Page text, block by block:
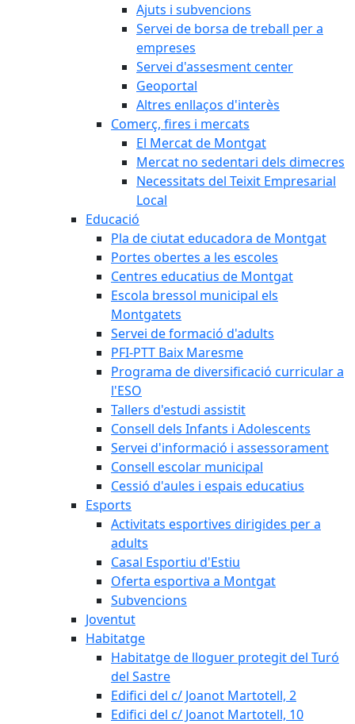
Ajuts i subvencions
Servei de borsa de treball per a
empreses
Servei d'assesment center
Geoportal
Altres enllaços d'interès
Comerç, fires i mercats
El Mercat de Montgat
Mercat no sedentari dels dimecres
Necessitats del Teixit Empresarial
Local
Educació
Pla de ciutat educadora de Montgat
Portes obertes a les escoles
Centres educatius de Montgat
Escola bressol municipal els
Montgatets
Servei de formació d'adults
PFI-PTT Baix Maresme
Programa de diversificació curricular a
l'ESO
Tallers d'estudi assistit
Consell dels Infants i Adolescents
Servei d'informació i assessorament
Consell escolar municipal
Cessió d'aules i espais educatius
Esports
Activitats esportives dirigides per a
adults
Casal Esportiu d'Estiu
Oferta esportiva a Montgat
Subvencions
Joventut
Habitatge
Habitatge de lloguer protegit del Turó
del Sastre
Edifici del c/ Joanot Martotell, 2
Edifici del c/ Joanot Martotell, 10